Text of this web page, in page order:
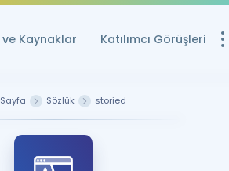
Kaynaklar Katılımcı Görüşleri
Sözlük storied